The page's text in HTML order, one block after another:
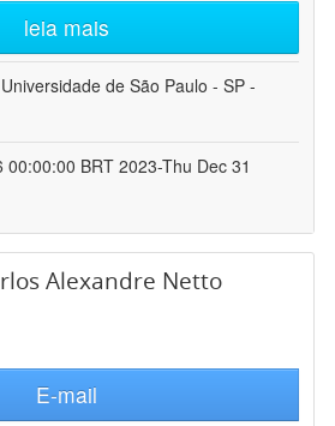
leia mais
Universidade de São Paulo - SP -
00:00:00 BRT 2023-Thu Dec 31
Alexandre Netto
E-mail